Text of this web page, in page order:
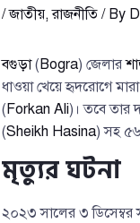
/জাতীয়,রাজনীতি/ By
বগুড়া(Bogra) জেলার
ধাওয়া খেয়ে হৃদরোগে
(Forkan Ali)। তবে তার
(Sheikh Hasina) সহ
মৃত্যুর ঘটনা
২০২৩ সালের ৩